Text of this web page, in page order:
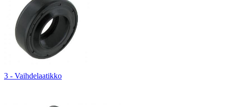
3 - Vaihdelaatikko